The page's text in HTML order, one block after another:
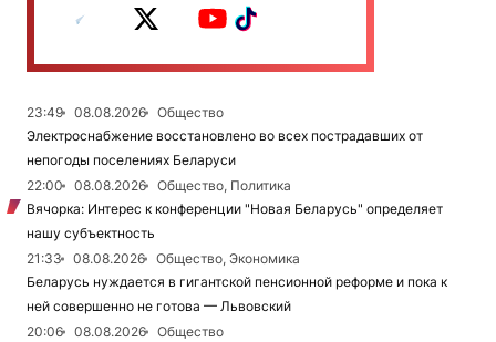
23:49 08.08.2026
Общество
Электроснабжение восстановлено во всех пострадавших от
непогоды поселениях Беларуси
22:00
08.08.2026
Общество, Политика
Вячорка: Интерес к конференции "Новая Беларусь" определяет
нашу субъектность
21:33
08.08.2026
Общество, Экономика
Беларусь нуждается в гигантской пенсионной реформе и пока к
ней совершенно не готова — Львовский
20:06
08.08.2026
Общество